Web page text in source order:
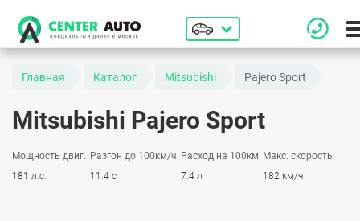
Главная Каталог Mitsubishi Pajero Sport
Mitsubishi Pajero Sport
Мощность двиг.
181 л.с.
Разгон до 100км/ч
11.4 с
Расход на 100км
7.4 л
Макс. скорость
182 км/ч